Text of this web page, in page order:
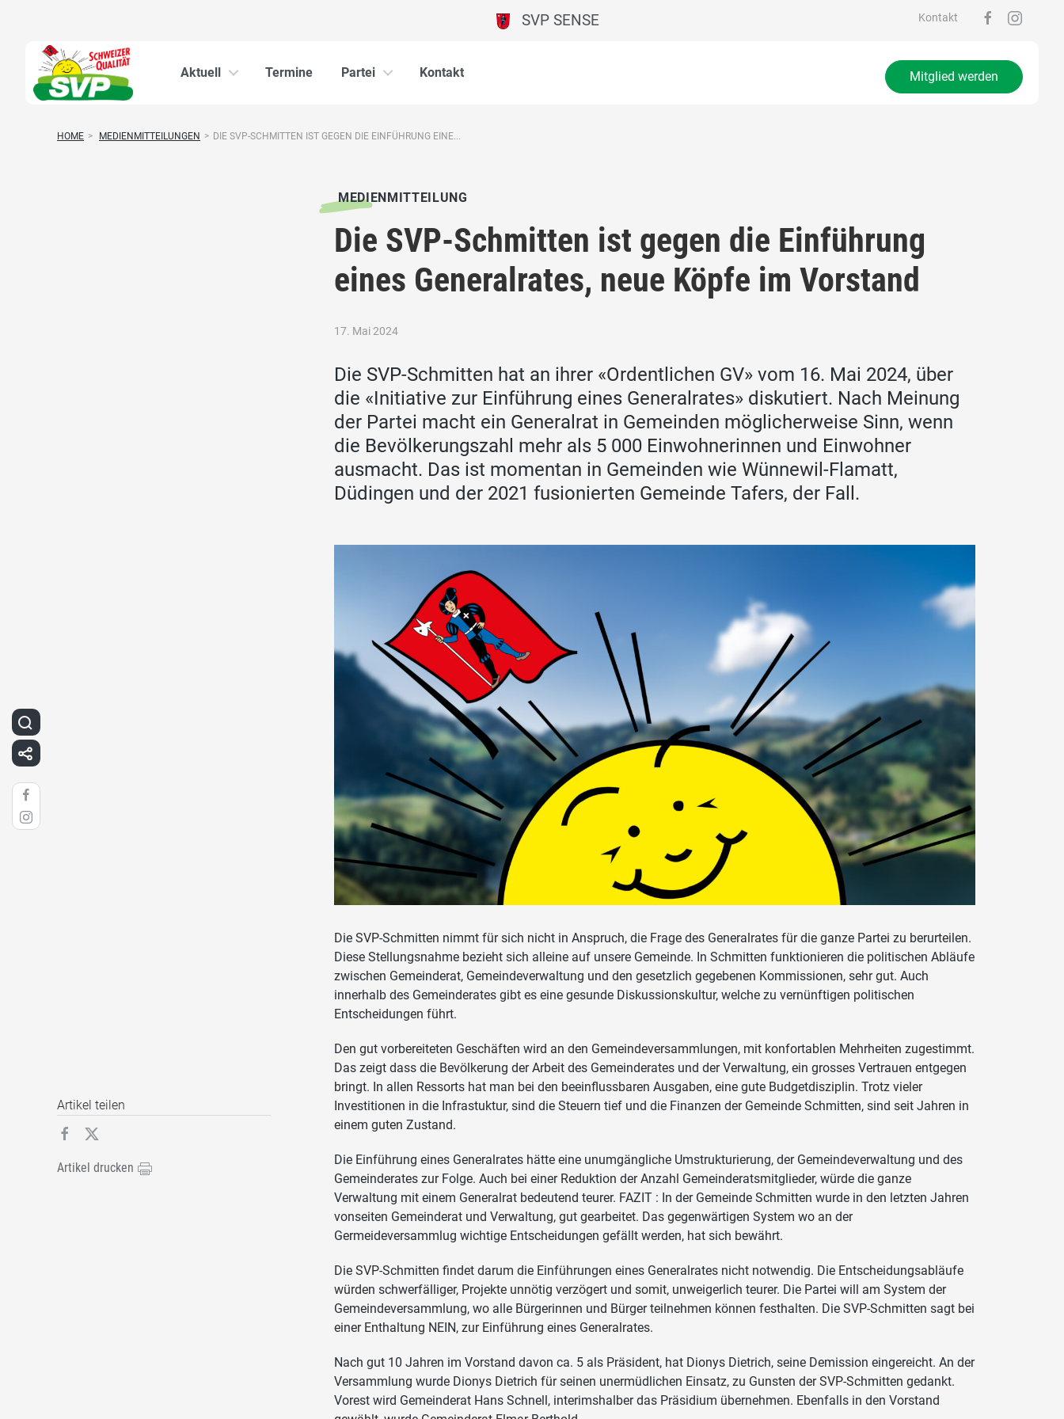
Kontakt
SVP SENSE
Aktuell Termine Partei Kontakt Mitglied werden
HOME > MEDIENMITTEILUNGEN > DIE SVP-SCHMITTEN IST GEGEN DIE EINFÜHRUNG EINE...
MEDIENMITTEILUNG
Die SVP-Schmitten ist gegen die Einführung
eines Generalrates, neue Köpfe im Vorstand
17. Mai 2024
Die SVP-Schmitten hat an ihrer «Ordentlichen GV» vom 16. Mai 2024, über
die «Initiative zur Einführung eines Generalrates» diskutiert. Nach Meinung
der Partei macht ein Generalrat in Gemeinden möglicherweise Sinn, wenn
die Bevölkerungszahl mehr als 5 000 Einwohnerinnen und Einwohner
ausmacht. Das ist momentan in Gemeinden wie Wünnewil-Flamatt,
Düdingen und der 2021 fusionierten Gemeinde Tafers, der Fall.
Die SVP-Schmitten nimmt für sich nicht in Anspruch, die Frage des Generalrates für die ganze Partei zu berurteilen.
Diese Stellungsnahme bezieht sich alleine auf unsere Gemeinde. In Schmitten funktionieren die politischen Abläufe
zwischen Gemeinderat, Gemeindeverwaltung und den gesetzlich gegebenen Kommissionen, sehr gut. Auch
innerhalb des Gemeinderates gibt es eine gesunde Diskussionskultur, welche zu vernünftigen politischen
Entscheidungen führt.
Den gut vorbereiteten Geschäften wird an den Gemeindeversammlungen, mit konfortablen Mehrheiten zugestimmt.
Das zeigt dass die Bevölkerung der Arbeit des Gemeinderates und der Verwaltung, ein grosses Vertrauen entgegen
bringt. In allen Ressorts hat man bei den beeinflussbaren Ausgaben, eine gute Budgetdisziplin. Trotz vieler
Investitionen in die Infrastuktur, sind die Steuern tief und die Finanzen der Gemeinde Schmitten, sind seit Jahren in
einem guten Zustand.
Die Einführung eines Generalrates hätte eine unumgängliche Umstrukturierung, der Gemeindeverwaltung und des
Gemeinderates zur Folge. Auch bei einer Reduktion der Anzahl Gemeinderatsmitglieder, würde die ganze
Verwaltung mit einem Generalrat bedeutend teurer. FAZIT : In der Gemeinde Schmitten wurde in den letzten Jahren
vonseiten Gemeinderat und Verwaltung, gut gearbeitet. Das gegenwärtigen System wo an der
Germeideversammlug wichtige Entscheidungen gefällt werden, hat sich bewährt.
Die SVP-Schmitten findet darum die Einführungen eines Generalrates nicht notwendig. Die Entscheidungsabläufe
würden schwerfälliger, Projekte unnötig verzögert und somit, unweigerlich teurer. Die Partei will am System der
Gemeindeversammlung, wo alle Bürgerinnen und Bürger teilnehmen können festhalten. Die SVP-Schmitten sagt bei
einer Enthaltung NEIN, zur Einführung eines Generalrates.
Nach gut 10 Jahren im Vorstand davon ca. 5 als Präsident, hat Dionys Dietrich, seine Demission eingereicht. An der
Versammlung wurde Dionys Dietrich für seinen unermüdlichen Einsatz, zu Gunsten der SVP-Schmitten gedankt.
Vorest wird Gemeinderat Hans Schnell, interimshalber das Präsidium übernehmen. Ebenfalls in den Vorstand
Artikel teilen
Artikel drucken